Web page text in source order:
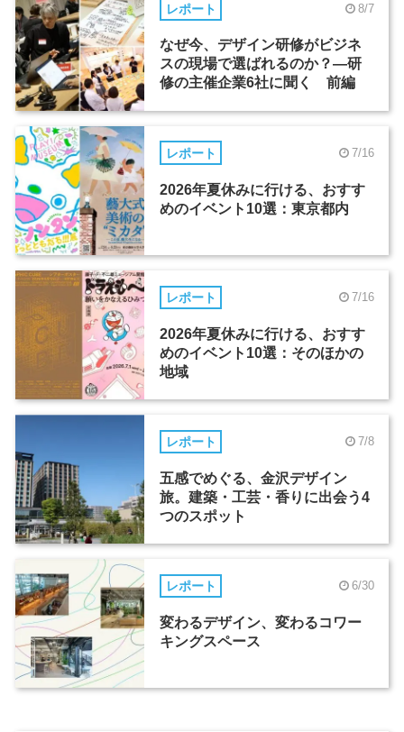
レポート 8/7
なぜ今、デザイン研修がビジネ
スの現場で選ばれるのか？―研
修の主催企業6社に聞く 前編
レポート 7/16
2026年夏休みに行ける、おすす
めのイベント10選：東京都内
レポート 7/16
2026年夏休みに行ける、おすす
めのイベント10選：そのほかの
地域
レポート 7/8
五感でめぐる、金沢デザイン
旅。建築・工芸・香りに出会う4
つのスポット
レポート 6/30
変わるデザイン、変わるコワー
キングスペース